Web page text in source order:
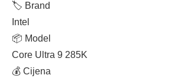
🏷 Brand
Intel
📦 Model
Core Ultra 9 285K
💰 Cijena